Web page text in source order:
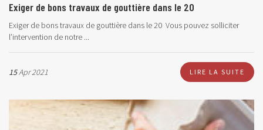
Exiger de bons travaux de gouttière dans le 20
Exiger de bons travaux de gouttière dans le 20 Vous pouvez solliciter
l’intervention de notre ...
15Apr 2021 LIRE LA SUITE